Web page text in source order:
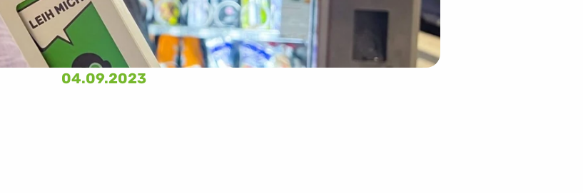
04.09.2023